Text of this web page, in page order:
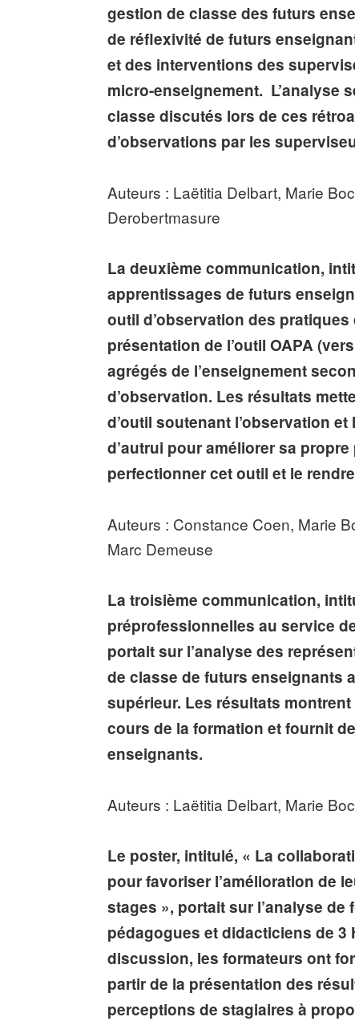
gestion de classe des futurs
de réflexivité de futurs
et des interventions des
micro-enseignement. L’analyse
classe discutés lors de ces
d’observations par les
Auteurs : Laëtitia Delbart, Marie
Derobertmasure
La deuxième communication,
apprentissages de futurs
outil d’observation des pratiques
présentation de l’outil OAPA
agrégés de l’enseignement
d’observation. Les résultats
d’outil soutenant l’observation
d’autrui pour améliorer sa
perfectionner cet outil et le
Auteurs : Constance Coen, Marie
Marc Demeuse
La troisième communication,
préprofessionnelles au service
portait sur l’analyse des
de classe de futurs enseignants
supérieur. Les résultats
cours de la formation et fournit
enseignants.
Auteurs : Laëtitia Delbart, Marie
Le poster, intitulé, « La
pour favoriser l’amélioration de
stages », portait sur l’analyse
pédagogues et didacticiens de 3
discussion, les formateurs ont
partir de la présentation des
perceptions de stagiaires à